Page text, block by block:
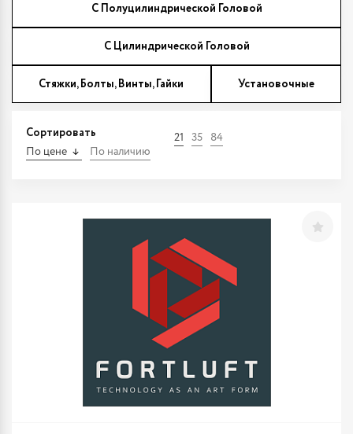
С Полуцилиндрической Головой
С Цилиндрической Головой
Стяжки, Болты, Винты, Гайки Установочные
Сортировать
По цене По наличию
21 35 84